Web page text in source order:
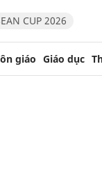
CUP 2026
giáo Giáo dục